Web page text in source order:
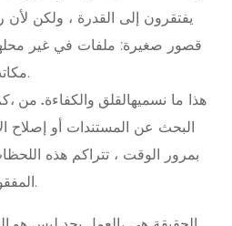
يفتقرون إلى القدرة ، ولكن لأن
قصور صغيرة: ملفات في غير
مكاتب تشوش تستنزف التركيز.
هذا ما نسميهالقلق والكفاءة. من ،
البحث عن المستندات أو إصلاح
بمرور الوقت ، تتراكم هذه
المفقودة والإحباط غير الضروري.